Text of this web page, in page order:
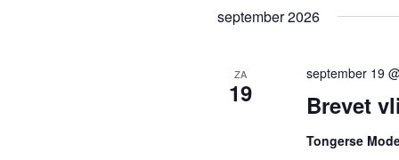
september 2026
ZA
19 Brevet
september 19
Tongerse